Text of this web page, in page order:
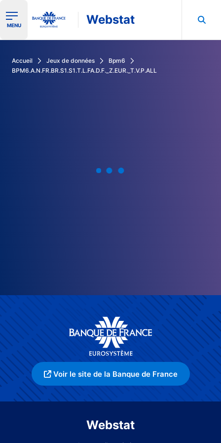
Ouvrir le menu de navigation
MENU Webstat
Accueil Jeux de données
Bpm6
BPM6.A.N.FR.BR.S1.S1.T.L.FA.D.F._Z.EUR._T.V.P.ALL
Voir le site de la Banque de France
Webstat